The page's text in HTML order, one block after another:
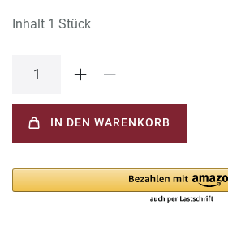
Inhalt 1 Stück
IN DEN WARENKORB